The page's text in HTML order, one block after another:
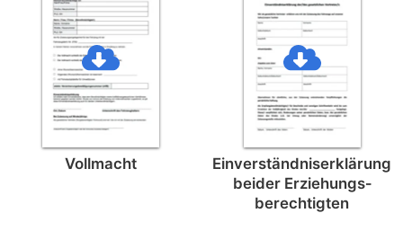
Vollmacht
Einverständnis­erklärung
beider Erziehungs­
berechtigten